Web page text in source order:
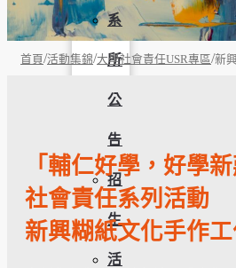
系
所
公
告
招
生
活
首頁/活動集錦/大學社會責任USR專區/新
「輔仁好學，好學
社會責任系列活動
新興糊紙文化手作